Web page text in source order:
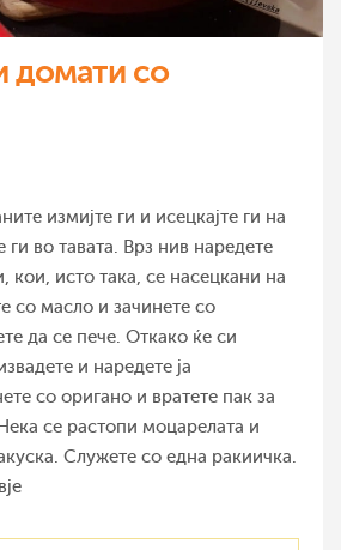
домати со
измијте ги и исецкајте ги на
ги во тавата. Врз нив наредете
кои, исто така, се насецкани на
со масло и зачинете со
да се пече. Откако ќе си
и наредете ја
со оригано и вратете пак за
се растопи моцарелата и
Служете со една ракиичка.